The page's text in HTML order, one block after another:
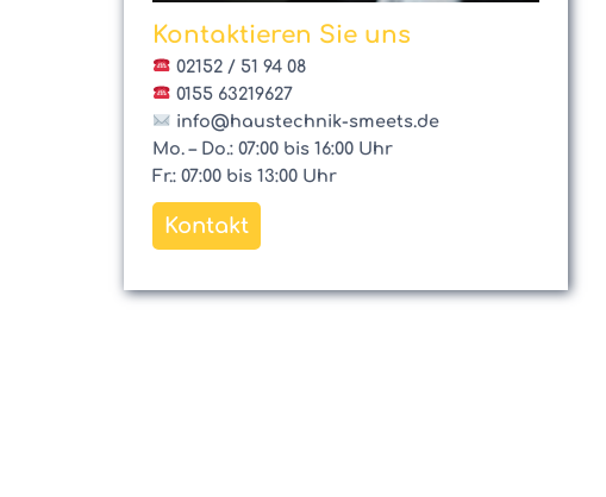
Kontaktieren Sie uns
02152 / 51 94 08
0155 63219627
info@haustechnik-smeets.de
Mo. – Do.: 07:00 bis 16:00 Uhr
Fr.: 07:00 bis 13:00 Uhr
Kontakt